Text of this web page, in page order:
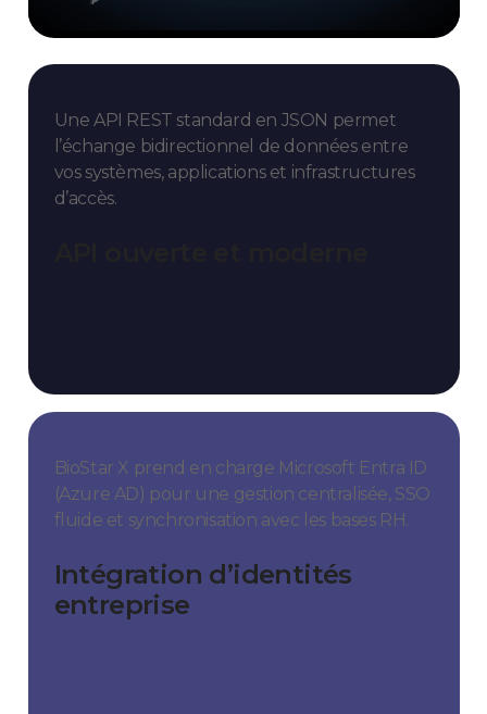
Une API REST standard en JSON permet
l’échange bidirectionnel de données entre
vos systèmes, applications et infrastructures
d’accès.
BioStar X prend en charge Microsoft Entra ID
(Azure AD) pour une gestion centralisée, SSO
fluide et synchronisation avec les bases RH.
Intégration d’identités
entreprise